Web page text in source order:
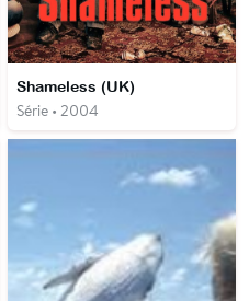
Shameless (UK)
Série • 2004